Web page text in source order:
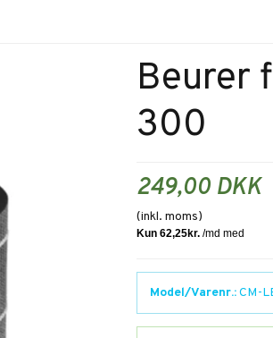
Beurer
300
249,00 DKK
(inkl. moms)
Model/Varenr.:CM-